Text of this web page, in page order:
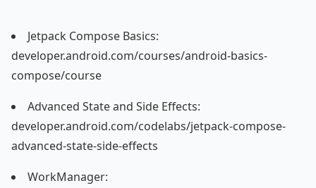
Jetpack Compose Basics:
developer.android.com/courses/android-basics-
compose/course
Advanced State and Side Effects:
developer.android.com/codelabs/jetpack-compose-
advanced-state-side-effects
WorkManager: